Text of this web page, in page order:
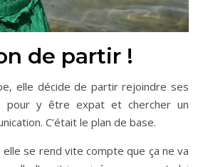
de partir !
elle décide de partir rejoindre ses
pour y être expat et chercher un
C’était le plan de base.
se rend vite compte que ça ne va